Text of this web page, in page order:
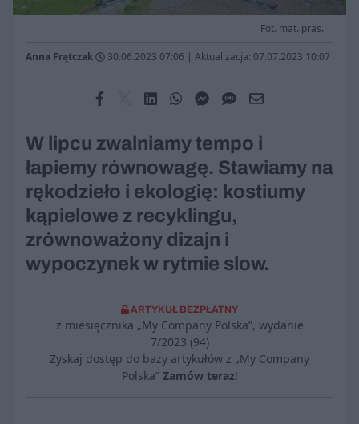
Fot. mat. pras.
Anna Frątczak 30.06.2023 07:06 | Aktualizacja: 07.07.2023 10:07
W lipcu zwalniamy tempo i
łapiemy równowagę. Stawiamy na
rękodzieło i ekologię: kostiumy
kąpielowe z recyklingu,
zrównoważony dizajn i
wypoczynek w rytmie slow.
ARTYKUŁ BEZPŁATNY
z miesięcznika „My Company Polska”, wydanie
7/2023 (94)
Zyskaj dostęp do bazy artykułów z „My Company
Polska” Zamów teraz!